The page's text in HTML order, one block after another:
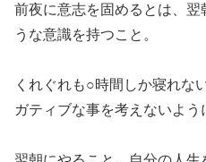
前夜に意志を固めるとは、
うな意識を持つこと。
くれぐれも○時間しか寝れな
ガティブな事を考えないよう